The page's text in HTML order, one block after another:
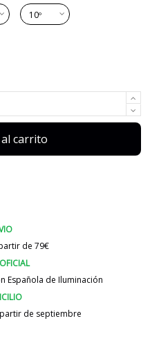
carrito
de 79€
Española de Iluminación
de septiembre